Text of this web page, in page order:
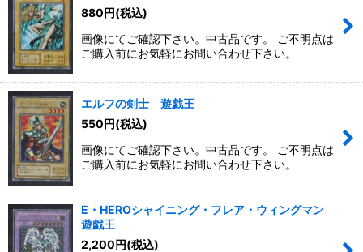
880円(税込)
画像にてご確認下さい。中古品です。 ご不明点は
ご購入前にお気軽にお問い合わせ下さい。
エルフの剣士 遊戯王
550円(税込)
画像にてご確認下さい。中古品です。 ご不明点は
ご購入前にお気軽にお問い合わせ下さい。
E・HEROシャイニング・フレア・ウィングマン
遊戯王
2,200円(税込)